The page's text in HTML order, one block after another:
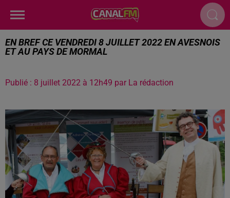
EN BREF CE VENDREDI 8 JUILLET 2022 EN AVESNOIS
ET AU PAYS DE MORMAL
Publié : 8 juillet 2022 à 12h49 par La rédaction